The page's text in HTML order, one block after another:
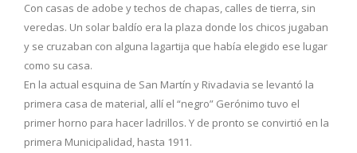
Con casas de adobe y techos de chapas, calles de tierra, sin
veredas. Un solar baldío era la plaza donde los chicos jugaban
y se cruzaban con alguna lagartija que había elegido ese lugar
como su casa.
En la actual esquina de San Martín y Rivadavia se levantó la
primera casa de material, allí el “negro” Gerónimo tuvo el
primer horno para hacer ladrillos. Y de pronto se convirtió en la
primera Municipalidad, hasta 1911.